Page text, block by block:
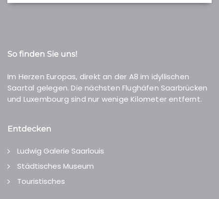
So finden Sie uns!
Im Herzen Europas, direkt an der A8 im idyllischen
Saartal gelegen. Die nächsten Flughäfen Saarbrücken
und Luxembourg sind nur wenige Kilometer entfernt.
Entdecken
Ludwig Galerie Saarlouis
Städtisches Museum
Touristisches